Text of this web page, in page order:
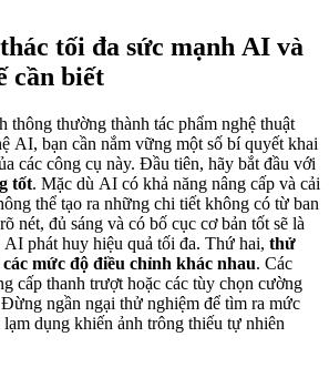
tối đa sức mạnh AI và
cần biết
thông thường thành tác phẩm nghệ thuật
AI, bạn cần nắm vững một số bí quyết khai
các công cụ này. Đầu tiên, hãy bắt đầu với
tốt. Mặc dù AI có khả năng nâng cấp và cải
thể tạo ra những chi tiết không có từ ban
nét, đủ sáng và có bố cục cơ bản tốt sẽ là
AI phát huy hiệu quả tối đa. Thứ hai, thử
mức độ điều chỉnh khác nhau. Các
cấp thanh trượt hoặc các tùy chọn cường
ngần ngại thử nghiệm để tìm ra mức
dụng khiến ảnh trông thiếu tự nhiên